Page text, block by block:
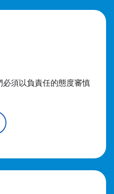
須以負責任的態度審慎